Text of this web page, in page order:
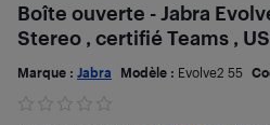
Boîte ouverte - Jabra
Stereo , certifié Teams ,
Marque : Jabra Modèle : Evolve2 55